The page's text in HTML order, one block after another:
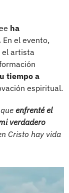
ha
En el evento,
el artista
tiempo a
espiritual.
enfrenté el
verdadero
Cristo hay vida